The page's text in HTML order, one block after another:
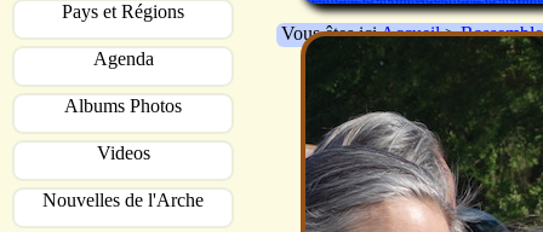
Pays et Régions
Agenda
Albums Photos
Videos
Nouvelles de l'Arche
Vous êtes iciAccueil>